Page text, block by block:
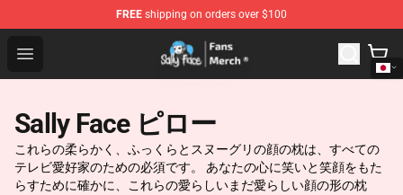
FREE shipping on orders over $100
Open menu
Sally Face Store - Official Sally Face Merchandise Shop
Sally Face ピロー
これらの柔らかく、ふっくらとスヌーグリの顔の枕は、すべての
テレビ愛好家のための必須です。 あなたの心に笑いと笑顔をもた
らすために確かに、これらの愛らしいまだ愛らしい顔の形の枕